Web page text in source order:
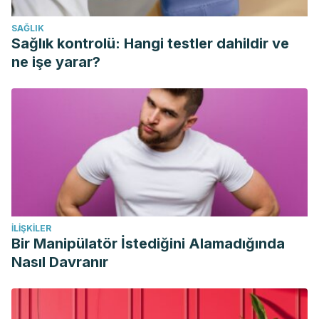
Watson, J. R. (1979). The Eye of the Beholder. Landscape
Research. https://doi.org/10.1080/01426397908705902
Smerdon, D. (2000). Anatomy of the eye and orbit. Current
Anaesthesia and Critical Care.
https://doi.org/10.1054/cacc.2000.0296
SAĞLIK
Sağlık kontrolü: Hangi testler dahildir ve
ne işe yarar?
İLIŞKILER
Bir Manipülatör İstediğini Alamadığında
Nasıl Davranır